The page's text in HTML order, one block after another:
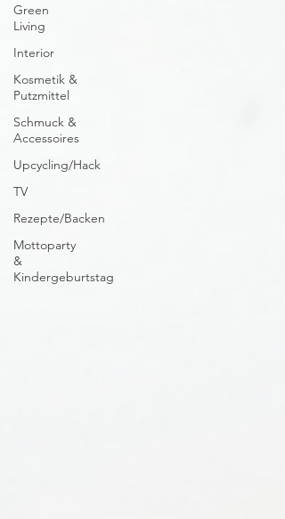
Green
Living
Interior
Kosmetik &
Putzmittel
Schmuck &
Accessoires
Upcycling/Hack
TV
Rezepte/Backen
Mottoparty
&
Kindergeburtstag